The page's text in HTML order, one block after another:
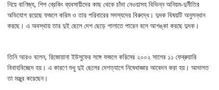
নিয়ে বাণিজ্য, শিপ ব্রেকিং ব্যবসায়ীদের কাছ থেকে চাঁদা নেওয়াসহ বিভিন্ন অনিয়ম-দুর্নীতির
অভিযোগ রয়েছে ফজলে করিম ও তার পরিবারের সদস্যদের বিরুদ্ধে। দুদক বিষয়টি অনুসন্ধান
করছে। এ অবস্থায় তার দুই ছেলে দেশ ছেড়ে পালাতে পারেন বলে আশঙ্কা করছে দুদক।
তিনি আরও বলেন, রিজোয়ানা ইউসুফের সঙ্গে ফজলে করিমের ২০০২ সালের ১১ ফেব্রুয়ারি
বিবাহবিচ্ছেদ হয়। এ কারণে শুধু দুই ছেলের দেশত্যাগে নিষেধাজ্ঞার আবেদন করা হয়। আদালত
তা মঞ্জুর করেছেন।